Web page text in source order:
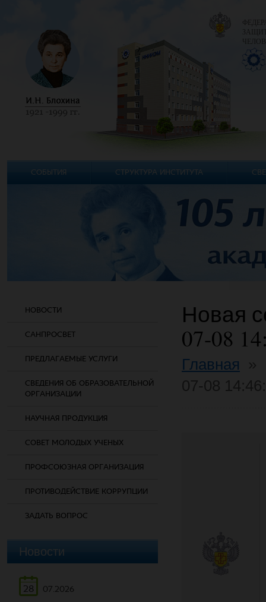
НОВОСТИ
САНПРОСВЕТ
ПРЕДЛАГАЕМЫЕ УСЛУГИ
СВЕДЕНИЯ ОБ ОБРАЗОВАТЕЛЬНОЙ
ОРГАНИЗАЦИИ
НАУЧНАЯ ПРОДУКЦИЯ
СОВЕТ МОЛОДЫХ УЧЕНЫХ
ПРОФСОЮЗНАЯ ОРГАНИЗАЦИЯ
ПРОТИВОДЕЙСТВИЕ КОРРУПЦИИ
ЗАДАТЬ ВОПРОС
Новости
28
07.2026
Новая
07-08
Главная
СОБЫТИЯ СТРУКТУРА ИНСТИТУТА